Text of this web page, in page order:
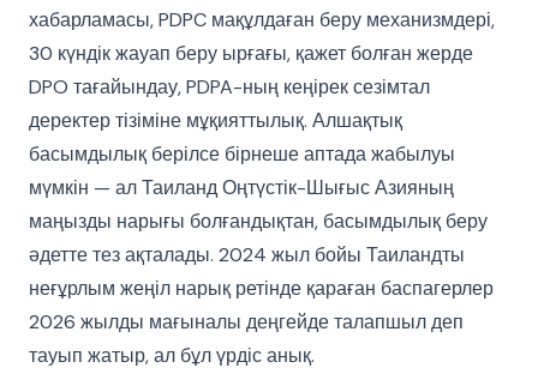
хабарламасы, PDPC мақұлдаған беру механизмдері,
30 күндік жауап беру ырғағы, қажет болған жерде
DPO тағайындау, PDPA-ның кеңірек сезімтал
деректер тізіміне мұқияттылық. Алшақтық
басымдылық берілсе бірнеше аптада жабылуы
мүмкін — ал Таиланд Оңтүстік-Шығыс Азияның
маңызды нарығы болғандықтан, басымдылық беру
әдетте тез ақталады. 2024 жыл бойы Таиландты
неғұрлым жеңіл нарық ретінде қараған баспагерлер
2026 жылды мағыналы деңгейде талапшыл деп
тауып жатыр, ал бұл үрдіс анық.